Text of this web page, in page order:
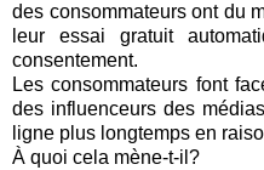
des consommateurs ont du
leur essai gratuit
consentement.
Les consommateurs font
des influenceurs des
ligne plus longtemps en
À quoi cela mène-t-il?